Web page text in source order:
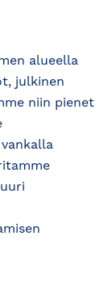
alueella
julkinen
niin pienet